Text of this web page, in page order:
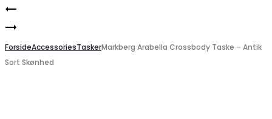
Product
navigation
Støvler
–
Mads
Nørgaard
–
ForsideAccessoriesTaskerMarkberg Arabella Crossbody Taske – Antik
Sort Skønhed